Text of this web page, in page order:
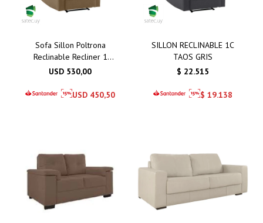
Sofa Sillon Poltrona
Reclinable Recliner 1
Cuerpo Taos
USD 530,00
USD 450,50
SILLON RECLINABLE 1C
TAOS GRIS
$ 22.515
$ 19.138